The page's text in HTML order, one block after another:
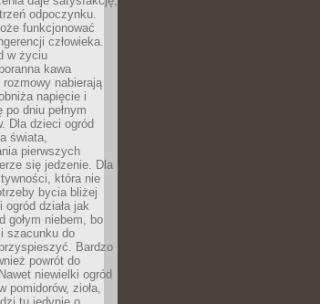
odpoczynku.
funkcjonować
człowieka.
w życiu
kawa
nabierają
napięcie i
dniu pełnym
Dla dzieci ogród
świata,
pierwszych
się jedzenie. Dla
która nie
bycia bliżej
działa jak
gołym niebem, bo
szacunku do
Bardzo
powrót do
niewielki ogród
pomidorów, zioła,